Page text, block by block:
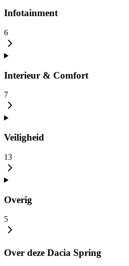
Infotainment
6
Interieur & Comfort
7
Veiligheid
13
Overig
5
Over deze Dacia Spring